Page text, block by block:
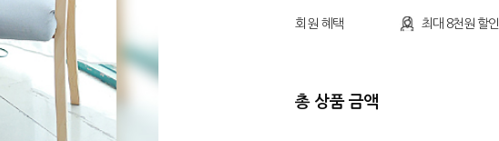
회원 혜택 최대 8천원 할인
총 상품 금액